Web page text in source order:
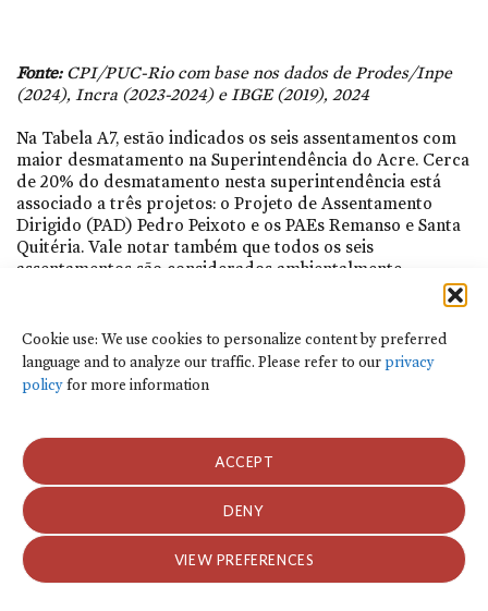
Cookie use: We use cookies to personalize content by preferred
language and to analyze our traffic. Please refer to ourprivacy
policyfor more information
ACCEPT
DENY
VIEW PREFERENCES
Fonte:CPI/PUC-Rio com base nos dados de Prodes/Inpe
(2024), Incra (2023-2024) e IBGE (2019), 2024
Na Tabela A7, estão indicados os seis assentamentos com
maior desmatamento na Superintendência do Acre. Cerca
de 20% do desmatamento nesta superintendência está
associado a três projetos: o Projeto de Assentamento
Dirigido (PAD) Pedro Peixoto e os PAEs Remanso e Santa
Quitéria. Vale notar também que todos os seis
assentamentos são considerados ambientalmente
Tabela A7.Assentamentos que Mais Desmatam na
Superintendência Regional do Acre, 2017-2023
Fonte:
CPI/PUC-Rio com base nos dados de Prodes/Inpe
(2024), Incra (2023-2024) e IBGE (2019), 2024
SUPERINTENDÊNCIA REGIONAL DE MATO GROSSO
A Superintendência do Mato Grosso responde por 7% da
perda florestal na área assentada. Entre 2017 e 2023,
Usamos cookies para personalizar o conteúdo por idioma preferido e para
analisar o tráfego do site. Consulte nossapolítica de privacidadepara obter
mais informações.
ACEITAR COOKIES